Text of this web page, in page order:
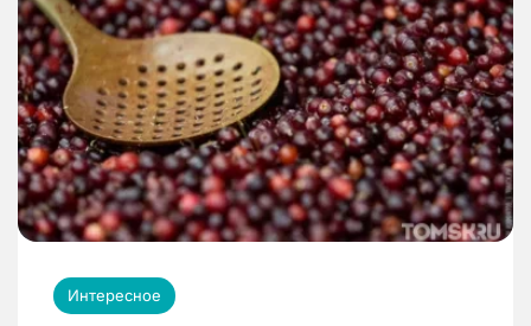
Интересное